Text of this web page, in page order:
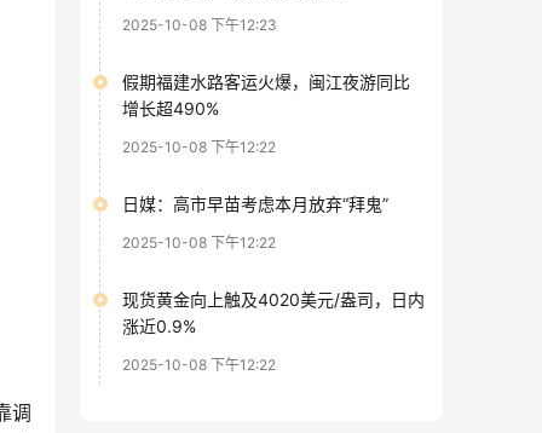
调
2025-10-08 下午12:23
假期福建水路客运火爆，闽江夜游同比
增长超490%
2025-10-08 下午12:22
日媒：高市早苗考虑本月放弃“拜鬼”
2025-10-08 下午12:22
现货黄金向上触及4020美元/盎司，日内
涨近0.9%
2025-10-08 下午12:22